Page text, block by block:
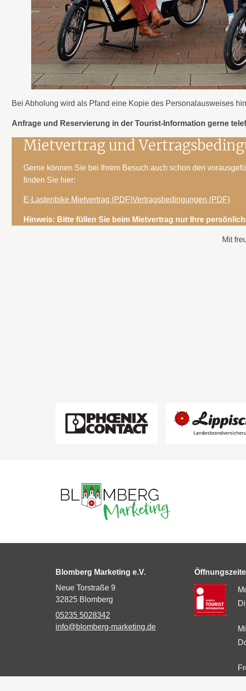
Bei Abholung wird als Pfand eine Kopie des Personalausweises
Anfrage und Reservierung in der Tourist-Information gerne
Mietvertrag und
Gerne können Sie bei Ihrem Besuch auch schon den
finden Sie hier:
E-Lastenbike Mietvertrag (PDF)Vertragsbedingungen (PDF)
Hinweis: Bitte füllen Sie beim Mietvertrag nur Ihre
Mit
Blomberg Marketing e.V.
Neue Torstraße 9
32825 Blomberg
05235 5028342
info@blomberg-marketing.de